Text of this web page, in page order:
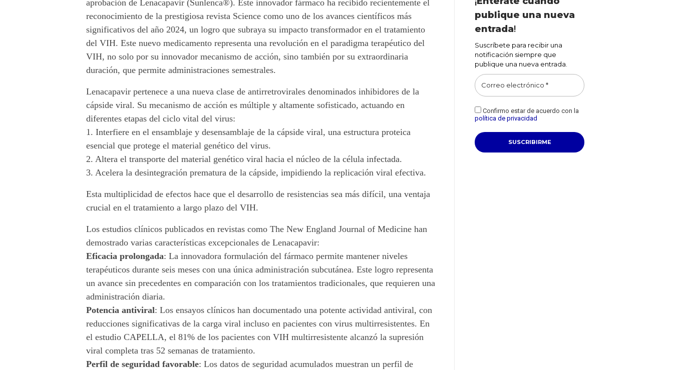
n
u
e
v
a
e
r
a
e
n
e
l
t
r
a
t
a
aprobación de Lenacapavir (Sunlenca®). Este innovador fármaco ha recibido recientemente el
reconocimiento de la prestigiosa revista Science como uno de los avances científicos más
significativos del año 2024, un logro que subraya su impacto transformador en el tratamiento
del VIH. Este nuevo medicamento representa una revolución en el paradigma terapéutico del
VIH, no solo por su innovador mecanismo de acción, sino también por su extraordinaria
duración, que permite administraciones semestrales.
Lenacapavir pertenece a una nueva clase de antirretrovirales denominados inhibidores de la
cápside viral. Su mecanismo de acción es múltiple y altamente sofisticado, actuando en
diferentes etapas del ciclo vital del virus:
1. Interfiere en el ensamblaje y desensamblaje de la cápside viral, una estructura proteica
esencial que protege el material genético del virus.
2. Altera el transporte del material genético viral hacia el núcleo de la célula infectada.
3. Acelera la desintegración prematura de la cápside, impidiendo la replicación viral efectiva.
Esta multiplicidad de efectos hace que el desarrollo de resistencias sea más difícil, una ventaja
crucial en el tratamiento a largo plazo del VIH.
Los estudios clínicos publicados en revistas como The New England Journal of Medicine han
demostrado varias características excepcionales de Lenacapavir:
Eficacia prolongada: La innovadora formulación del fármaco permite mantener niveles
terapéuticos durante seis meses con una única administración subcutánea. Este logro representa
un avance sin precedentes en comparación con los tratamientos tradicionales, que requieren una
administración diaria.
Potencia antiviral: Los ensayos clínicos han documentado una potente actividad antiviral, con
reducciones significativas de la carga viral incluso en pacientes con virus multirresistentes. En
el estudio CAPELLA, el 81% de los pacientes con VIH multirresistente alcanzó la supresión
viral completa tras 52 semanas de tratamiento.
Perfil de seguridad favorable: Los datos de seguridad acumulados muestran un perfil de
publique una nueva
entrada!
Suscríbete para recibir una
notificación siempre que
publique una nueva entrada.
Confirmo estar de acuerdo con la
política de privacidad